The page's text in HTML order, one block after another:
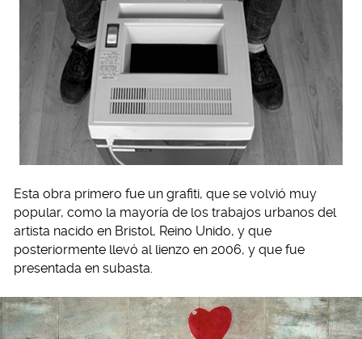
Esta obra primero fue un grafiti, que se volvió muy
popular, como la mayoría de los trabajos urbanos del
artista nacido en Bristol, Reino Unido, y que
posteriormente llevó al lienzo en 2006, y que fue
presentada en subasta.